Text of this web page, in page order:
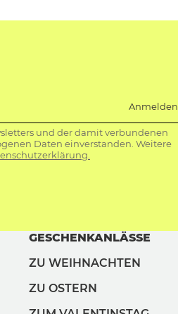
Anmelden
und der damit verbundenen
Daten einverstanden. Weitere
GESCHENKANLÄSSE
ZU WEIHNACHTEN
ZU OSTERN